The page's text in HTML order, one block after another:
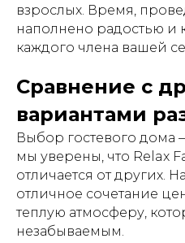
взрослых. Время,
наполнено радостью и
каждого члена вашей
Сравнение с
вариантами
Выбор гостевого дома
мы уверены, что Relax
отличается от других.
отличное сочетание
теплую атмосферу,
незабываемым.